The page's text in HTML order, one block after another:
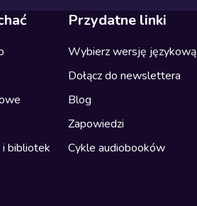
bibliotek
Przydatne linki
Wybierz wersję językową
Dołącz do newslettera
Blog
Zapowiedzi
Cykle audiobooków